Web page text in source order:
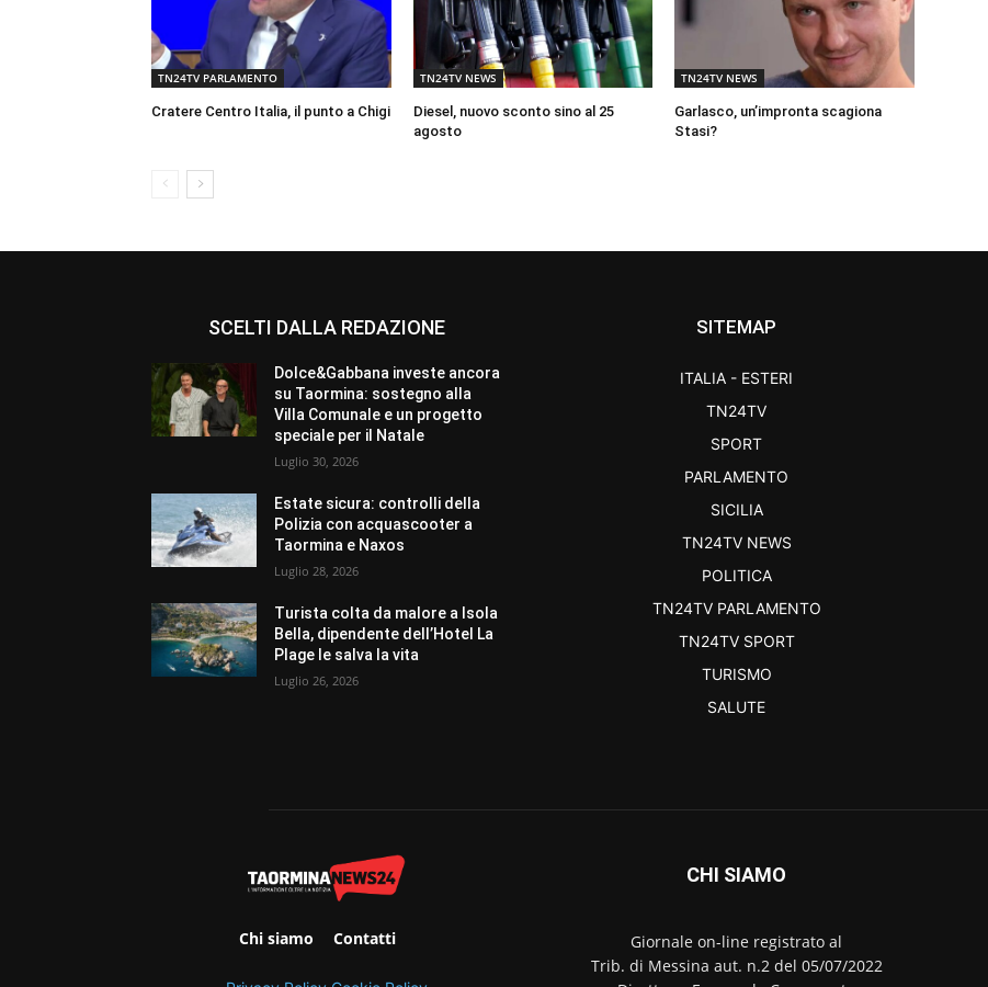
TN24TV PARLAMENTO
Cratere Centro Italia, il punto a Chigi
TN24TV NEWS
Diesel, nuovo sconto sino al 25
agosto
TN24TV NEWS
Garlasco, un’impronta scagiona
Stasi?
SCELTI DALLA REDAZIONE
Dolce&Gabbana investe ancora
su Taormina: sostegno alla
Villa Comunale e un progetto
speciale per il Natale
Luglio 30, 2026
Estate sicura: controlli della
Polizia con acquascooter a
Taormina e Naxos
Luglio 28, 2026
Turista colta da malore a Isola
Bella, dipendente dell’Hotel La
Plage le salva la vita
Luglio 26, 2026
SITEMAP
ITALIA - ESTERI
TN24TV
SPORT
PARLAMENTO
SICILIA
TN24TV NEWS
POLITICA
TN24TV PARLAMENTO
TN24TV SPORT
TURISMO
SALUTE
Chi siamo Contatti
CHI SIAMO
Giornale on-line registrato al
Trib. di Messina aut. n.2 del 05/07/2022